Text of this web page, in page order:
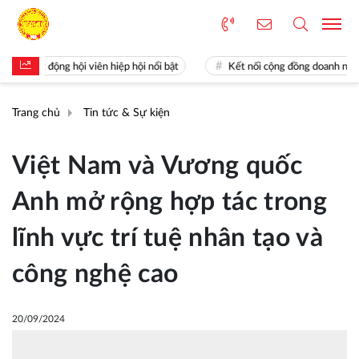
động hội viên hiệp hội nổi bật Kết nối cộng đồng doanh nghiệp
Trang chủ Tin tức & Sự kiện
Việt Nam và Vương quốc
Anh mở rộng hợp tác trong
lĩnh vực trí tuệ nhân tạo và
công nghệ cao
20/09/2024